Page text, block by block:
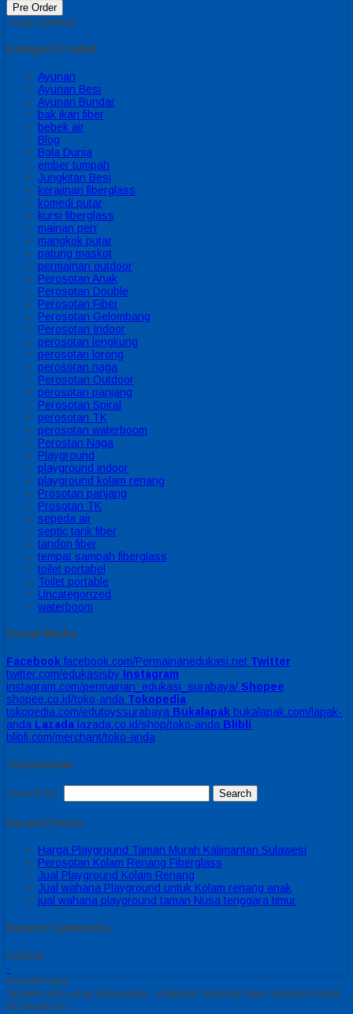
Pre Order
Tutup Sidebar
Kategori Produk
Ayunan
Ayunan Besi
Ayunan Bundar
bak ikan fiber
bebek air
Blog
Bola Dunia
ember tumpah
Jungkitan Besi
kerajinan fiberglass
komedi putar
kursi fiberglass
mainan perr
mangkok putar
patung maskot
permainan outdoor
Perosotan Anak
Perosotan Double
Perosotan Fiber
Perosotan Gelombang
Perosotan Indoor
perosotan lengkung
perosotan lorong
perosotan naga
Perosotan Outdoor
perosotan panjang
Perosotan Spiral
perosotan TK
perosotan waterboom
Perostan Naga
Playground
playground indoor
playground kolam renang
Prosotan panjang
Prosotan TK
sepeda air
septic tank fiber
tandon fiber
tempat sampah fiberglass
toilet portabel
Toilet portable
Uncategorized
waterboom
Social Media
Facebook facebook.com/Permainanedukasi.net Twitter
twitter.com/edukasisby Instagram
instagram.com/permainan_edukasi_surabaya/ Shopee
shopee.co.id/toko-anda Tokopedia
tokopedia.com/edutoyssurabaya Bukalapak bukalapak.com/lapak-
anda Lazada lazada.co.id/shop/toko-anda Blibli
blibli.com/merchant/toko-anda
Testimonial
Search for:
Recent Posts
Harga Playground Taman Murah Kalimantan Sulawesi
Perosotan Kolam Renang Fiberglass
Jual Playground Kolam Renang
Jual wahana Playground untuk Kolam renang anak
jual wahana playground taman Nusa tenggara timur
Recent Comments
Sidebar
-
Kontak Kami
Apabila ada yang ditanyakan, silahkan hubungi kami melalui kontak
di bawah ini.